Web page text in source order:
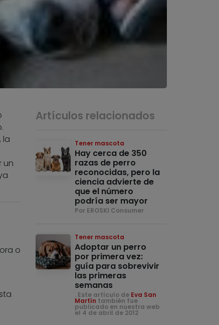
la
un
o
Artículos relacionados
Tener mascota
Hay cerca de 350
razas de perro
reconocidas, pero la
ciencia advierte de
que el número
podría ser mayor
Por EROSKI Consumer
Tener mascota
Adoptar un perro
por primera vez:
guía para sobrevivir
las primeras
semanas
. Este artículo de Eva San
Martín también fue
publicado en nuestra web
el 4 de abril de 2012